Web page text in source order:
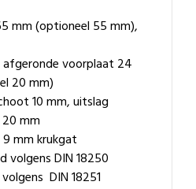
mm (optioneel 55 mm),
afgeronde voorplaat 24
20 mm)
10 mm, uitslag
mm
mm krukgat
volgens DIN 18250
DIN 18251